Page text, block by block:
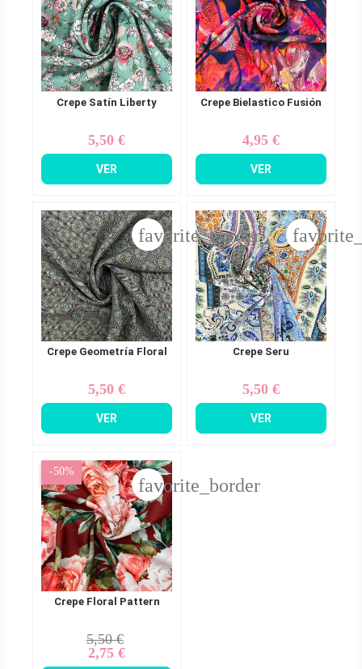
Crepe Satín Liberty
Precio
5,50 €
VER
Crepe Bielastico Fusión
Precio
4,95 €
VER
Crepe Geometría Floral
Precio
5,50 €
VER
favorite_border
Crepe Seru
Precio
5,50 €
VER
Crepe Floral Pattern
Precio
base
5,50 €
Precio
2,75 €
-50%
favorite_border